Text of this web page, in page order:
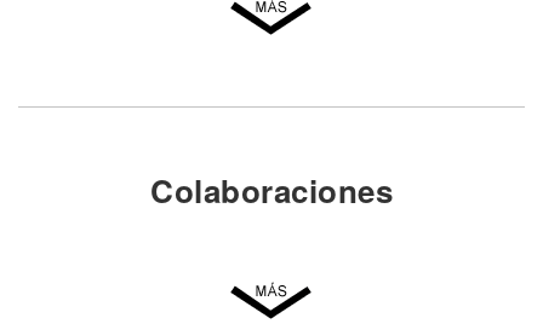
Colaboraciones